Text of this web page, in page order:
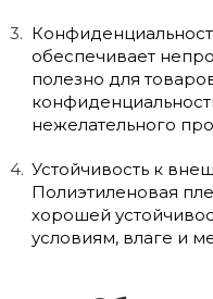
обеспечивает
полезно для
нежелательного
Устойчивость к
Полиэтиленовая
хорошей
условиям, влаге и